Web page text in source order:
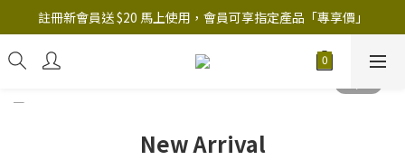
註冊新會員送 $20 馬上使用，會員可享指定產品「​專享價」
註冊新會員送 $20 馬上使用，會員可享指定產品「​專享價」
B.Y.O.B Mask Collection 任選優惠: 4件9折
註冊新會員送 $20 馬上使用，會員可享指定產品「​專享價」
New Arrival